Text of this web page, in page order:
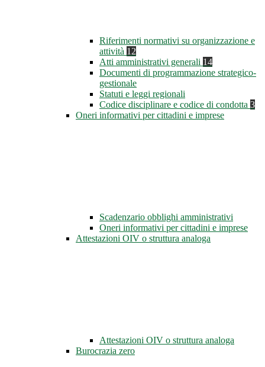
Riferimenti normativi su organizzazione e
attività 12
Atti amministrativi generali 14
Documenti di programmazione strategico-
gestionale
Statuti e leggi regionali
Codice disciplinare e codice di condotta 3
Oneri informativi per cittadini e imprese
Scadenzario obblighi amministrativi
Oneri informativi per cittadini e imprese
Attestazioni OIV o struttura analoga
Attestazioni OIV o struttura analoga
Burocrazia zero